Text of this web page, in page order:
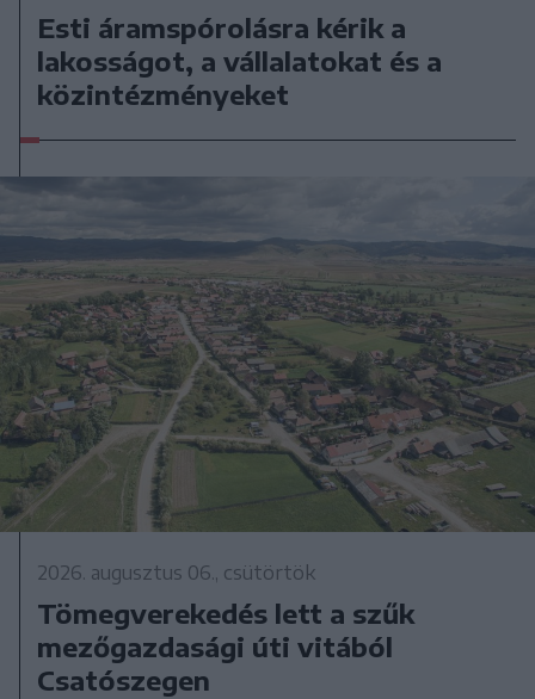
Esti áramspórolásra kérik a
lakosságot, a vállalatokat és a
közintézményeket
2026. augusztus 06., csütörtök
Tömegverekedés lett a szűk
mezőgazdasági úti vitából
Csatószegen